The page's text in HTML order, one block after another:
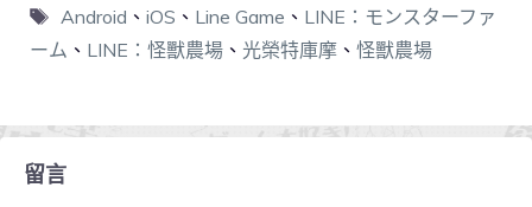
Android 、 iOS 、 Line Game 、 LINE：モンスターファ
ーム 、 LINE：怪獸農場 、 光榮特庫摩 、 怪獸農場
留言